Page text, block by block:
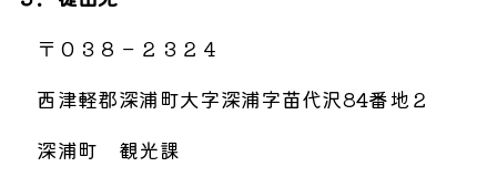
〒０３８－２３２４
西津軽郡深浦町大字深浦字苗代沢84番地２
深浦町 観光課